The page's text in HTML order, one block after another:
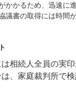
かかるため、迅速に
議書の取得には時間
相続人全員の実印
、家庭裁判所で